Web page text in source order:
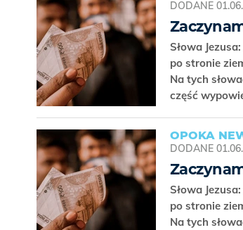
DODANE
Słowa
po stronie
Na tych
część
OPOKA
DODANE
Słowa
po stronie
Na tych